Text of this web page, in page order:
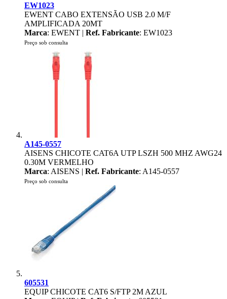
EW1023
EWENT CABO EXTENSÃO USB 2.0 M/F
AMPLIFICADA 20MT
Marca: EWENT | Ref. Fabricante: EW1023
Preço sob consulta
A145-0557
AISENS CHICOTE CAT6A UTP LSZH 500 MHZ AWG24
0.30M VERMELHO
Marca: AISENS | Ref. Fabricante: A145-0557
Preço sob consulta
605531
EQUIP CHICOTE CAT6 S/FTP 2M AZUL